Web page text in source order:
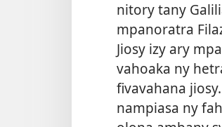
nitory tany
mpanoratra
Jiosy izy ary
vahoaka ny
fivavahana
nampiasa ny